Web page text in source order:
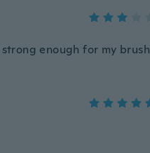
enough for my brush